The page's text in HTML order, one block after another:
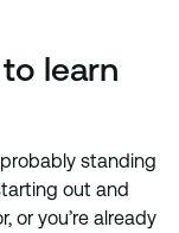
learn
probably standing
out and
or you’re already